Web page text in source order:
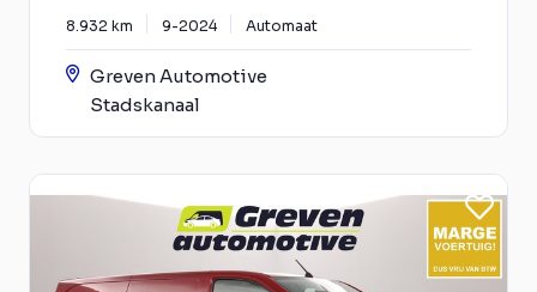
8.932 km 9-2024 Automaat
Greven Automotive
Stadskanaal